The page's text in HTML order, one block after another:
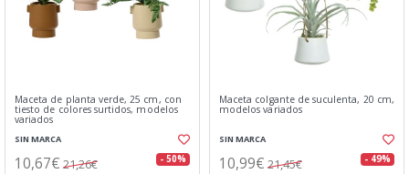
Maceta de planta verde, 25 cm, con
tiesto de colores surtidos, modelos
variados
SIN MARCA
10,67€ 21,26€ - 50%
Maceta colgante de suculenta, 20 cm,
modelos variados
SIN MARCA
10,99€ 21,45€ - 49%